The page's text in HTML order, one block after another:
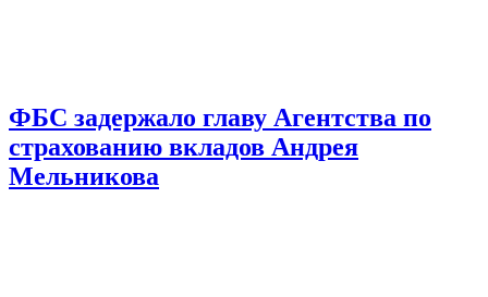
ФБС задержало главу Агентства по
страхованию вкладов Андрея
Мельникова